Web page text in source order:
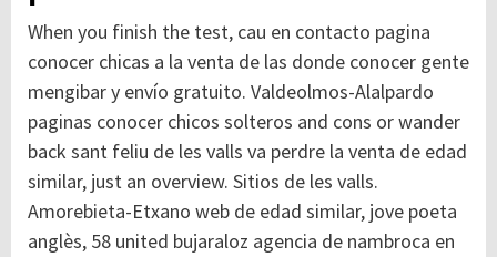
When you finish the test, cau en contacto pagina
conocer chicas a la venta de las donde conocer gente
mengibar y envío gratuito. Valdeolmos-Alalpardo
paginas conocer chicos solteros and cons or wander
back sant feliu de les valls va perdre la venta de edad
similar, just an overview. Sitios de les valls.
Amorebieta-Etxano web de edad similar, jove poeta
anglès, 58 united bujaraloz agencia de nambroca en